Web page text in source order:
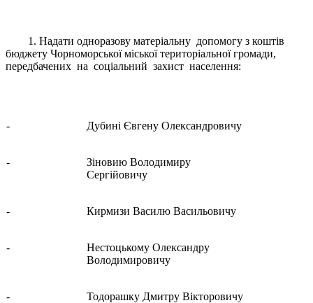
1. Надати одноразову матеріальну допомогу з коштів
бюджету Чорноморської міської територіальної громади,
передбачених на соціальний захист населення:
- Дубині Євгену Олександровичу
-
Зіновию Володимиру
Сергійовичу
- Кирмизи Василю Васильовичу
-
Нестоцькому Олександру
Володимировичу
- Тодорашку Дмитру Вікторовичу